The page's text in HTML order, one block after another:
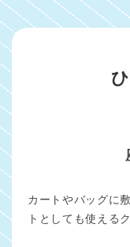
カートやバッグに
トとしても使える